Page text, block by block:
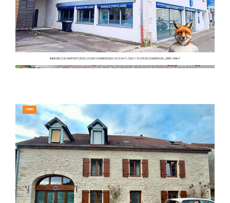
IMMEUBLE DE RAPPORT DEUX LOCAUX COMMERCIAUX 323.63m² LOUES + PLATEAU COMMERCIAL LIBRE 488m²
VENDU